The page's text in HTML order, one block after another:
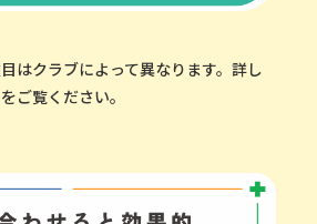
はクラブによって異なります。詳し
ご覧ください。